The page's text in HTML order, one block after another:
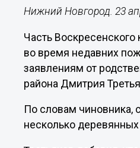
Нижний Новгород. 23
Часть
во время недавних
заявлениям от
района Дмитрия
По словам чиновника,
несколько